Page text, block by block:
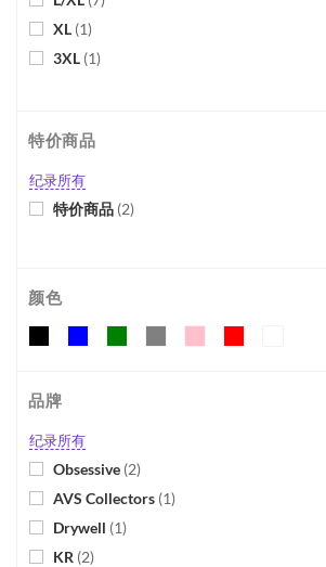
XL (1)
3XL (1)
特价商品
纪录所有
特价商品 (2)
颜色
品牌
纪录所有
Obsessive (2)
AVS Collectors (1)
Drywell (1)
KR (2)